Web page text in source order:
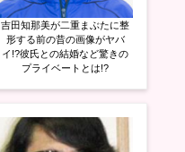
吉田知那美が二重まぶたに整
形する前の昔の画像がヤバ
イ!?彼氏との結婚など驚きの
プライベートとは!?